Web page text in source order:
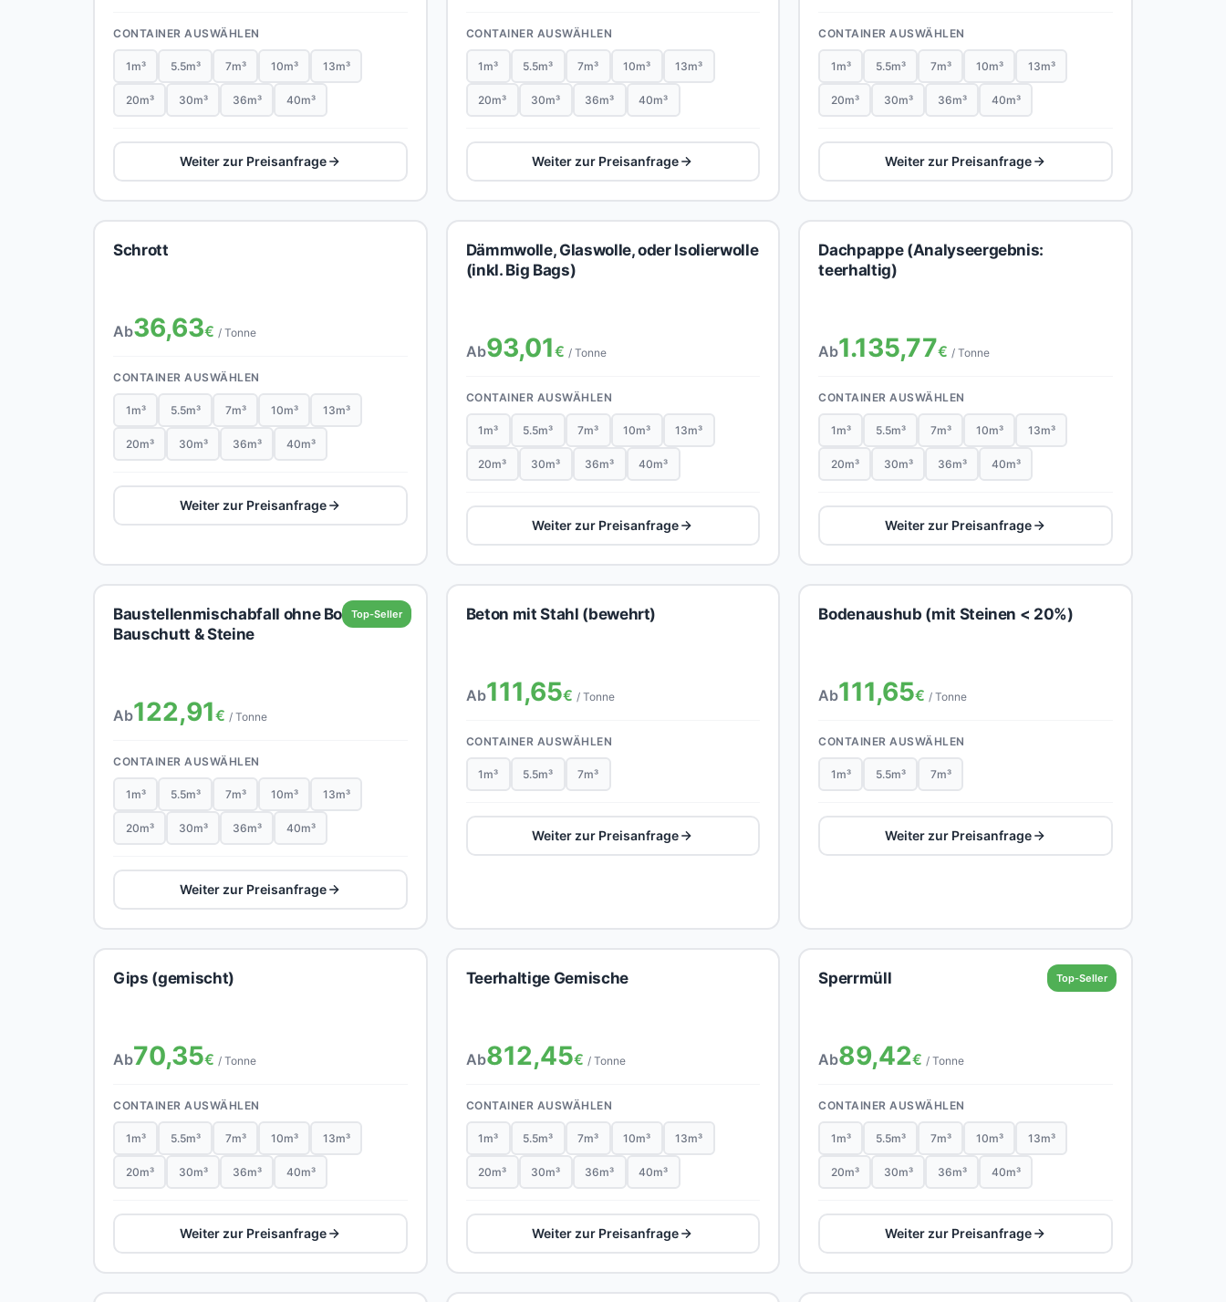
CONTAINER AUSWÄHLEN
1m³ 5.5m³ 7m³ 10m³ 13m³
20m³ 30m³ 36m³ 40m³
Weiter zur Preisanfrage
CONTAINER AUSWÄHLEN
1m³ 5.5m³ 7m³ 10m³ 13m³
20m³ 30m³ 36m³ 40m³
Weiter zur Preisanfrage
CONTAINER AUSWÄHLEN
1m³ 5.5m³ 7m³ 10m³ 13m³
20m³ 30m³ 36m³ 40m³
Weiter zur Preisanfrage
Schrott
Ab36,63€ / Tonne
CONTAINER AUSWÄHLEN
1m³ 5.5m³ 7m³ 10m³ 13m³
20m³ 30m³ 36m³ 40m³
Weiter zur Preisanfrage
Dämmwolle, Glaswolle, oder Isolierwolle
(inkl. Big Bags)
Ab93,01€ / Tonne
CONTAINER AUSWÄHLEN
1m³ 5.5m³ 7m³ 10m³ 13m³
20m³ 30m³ 36m³ 40m³
Weiter zur Preisanfrage
Dachpappe (Analyseergebnis:
teerhaltig)
Ab1.135,77€ / Tonne
CONTAINER AUSWÄHLEN
1m³ 5.5m³ 7m³ 10m³ 13m³
20m³ 30m³ 36m³ 40m³
Weiter zur Preisanfrage
Top-Seller
Baustellenmischabfall ohne Boden,
Bauschutt & Steine
Ab122,91€ / Tonne
CONTAINER AUSWÄHLEN
1m³ 5.5m³ 7m³ 10m³ 13m³
20m³ 30m³ 36m³ 40m³
Weiter zur Preisanfrage
Beton mit Stahl (bewehrt)
Ab111,65€ / Tonne
CONTAINER AUSWÄHLEN
1m³ 5.5m³ 7m³
Weiter zur Preisanfrage
Bodenaushub (mit Steinen < 20%)
Ab111,65€ / Tonne
CONTAINER AUSWÄHLEN
1m³ 5.5m³ 7m³
Weiter zur Preisanfrage
Gips (gemischt)
Ab70,35€ / Tonne
CONTAINER AUSWÄHLEN
1m³ 5.5m³ 7m³ 10m³ 13m³
20m³ 30m³ 36m³ 40m³
Weiter zur Preisanfrage
Teerhaltige Gemische
Ab812,45€ / Tonne
CONTAINER AUSWÄHLEN
1m³ 5.5m³ 7m³ 10m³ 13m³
20m³ 30m³ 36m³ 40m³
Weiter zur Preisanfrage
Top-Seller
Sperrmüll
Ab89,42€ / Tonne
CONTAINER AUSWÄHLEN
1m³ 5.5m³ 7m³ 10m³ 13m³
20m³ 30m³ 36m³ 40m³
Weiter zur Preisanfrage